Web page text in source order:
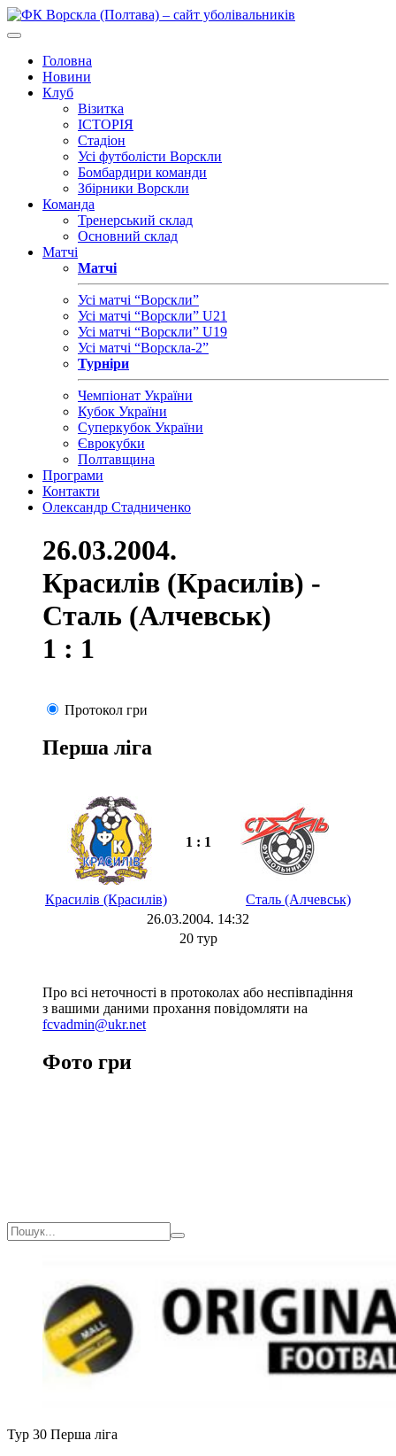
Головна
Новини
Клуб
Візитка
ІСТОРІЯ
Стадіон
Усі футболісти Ворскли
Бомбардири команди
Збірники Ворскли
Команда
Тренерський склад
Основний склад
Матчі
Матчі
Усі матчі “Ворскли”
Усі матчі “Ворскли” U21
Усі матчі “Ворскли” U19
Усі матчі “Ворскла-2”
Турніри
Чемпіонат України
Кубок України
Суперкубок України
Єврокубки
Полтавщина
Програми
Контакти
Олександр Стадниченко
26.03.2004.
Красилів (Красилів) -
Сталь (Алчевськ)
1 : 1
Протокол гри
Перша ліга
1 : 1
Красилів (Красилів)
Сталь (Алчевськ)
26.03.2004. 14:32
20 тур
Про всі неточності в протоколах або неспівпадіння
з вашими даними прохання повідомляти на
fcvadmin@ukr.net
Фото гри
Тур 30 Перша ліга